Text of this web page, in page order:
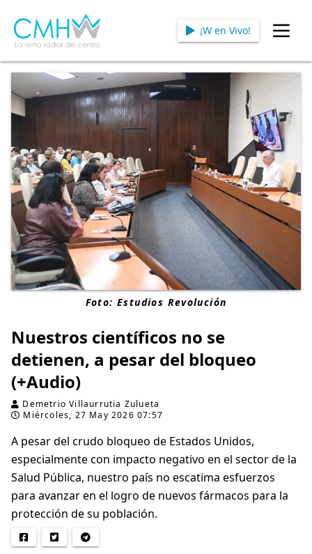
¡W en Vivo!
Foto: Estudios Revolución
Nuestros científicos no se
detienen, a pesar del bloqueo
(+Audio)
Demetrio Villaurrutia Zulueta
Miércoles, 27 May 2026 07:57
A pesar del crudo bloqueo de Estados Unidos,
especialmente con impacto negativo en el sector de la
Salud Pública, nuestro país no escatima esfuerzos
para avanzar en el logro de nuevos fármacos para la
protección de su población.